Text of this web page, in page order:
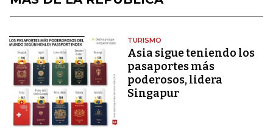
TURISMO
Asia sigue teniendo los
pasaportes más
poderosos, lidera
Singapur